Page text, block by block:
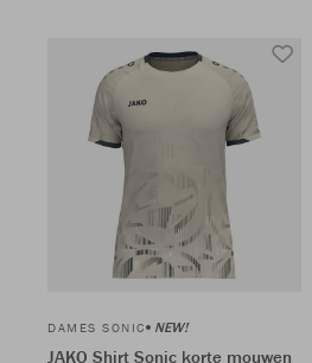
DAMES SONIC NEW!
JAKO Shirt Sonic korte mouwen